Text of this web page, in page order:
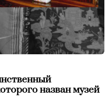
назван музей